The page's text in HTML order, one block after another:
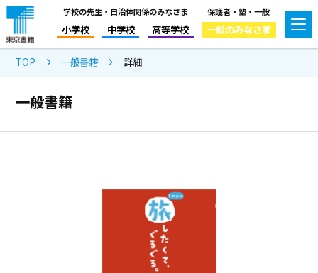
学校の先生・自治体関係のみなさま
小学校 中学校 高等学校
保護者・塾・一般
一般のみなさま
TOP 一般書籍 詳細
一般書籍